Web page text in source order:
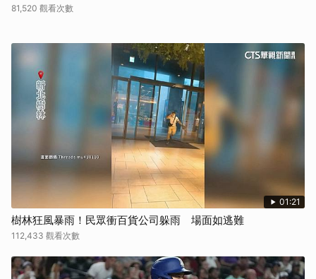
81,520 觀看次數
01:21
樹林狂風暴雨！民眾衝百貨公司躲雨 場面如逃難
112,433 觀看次數